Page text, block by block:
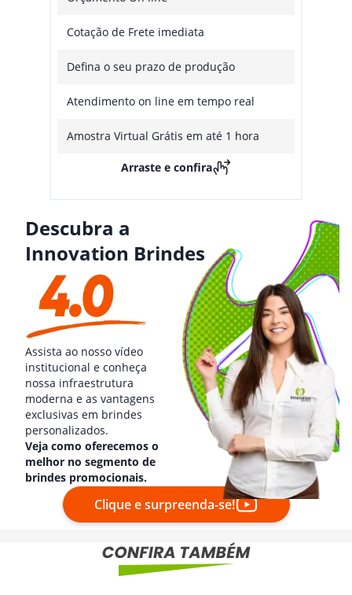
Cotação de Frete imediata
Defina o seu prazo de produção
Atendimento on line em tempo real
Amostra Virtual Grátis em até 1 hora
Arraste e confira
Descubra a
Innovation Brindes
Assista ao nosso vídeo
institucional e conheça
nossa infraestrutura
moderna e as vantagens
exclusivas em brindes
personalizados.
Veja como oferecemos o
melhor no segmento de
brindes promocionais.
Clique e surpreenda-se!